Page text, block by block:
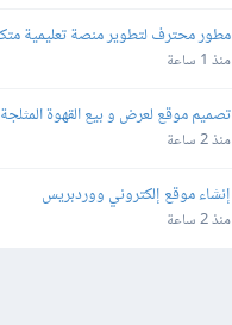
برمجة خاصة)
منذ 1 ساعة
تصميم موقع لعرض و بيع القهوة المثلجة
منذ 2 ساعة
إنشاء موقع إلكتروني ووردبريس
منذ 2 ساعة